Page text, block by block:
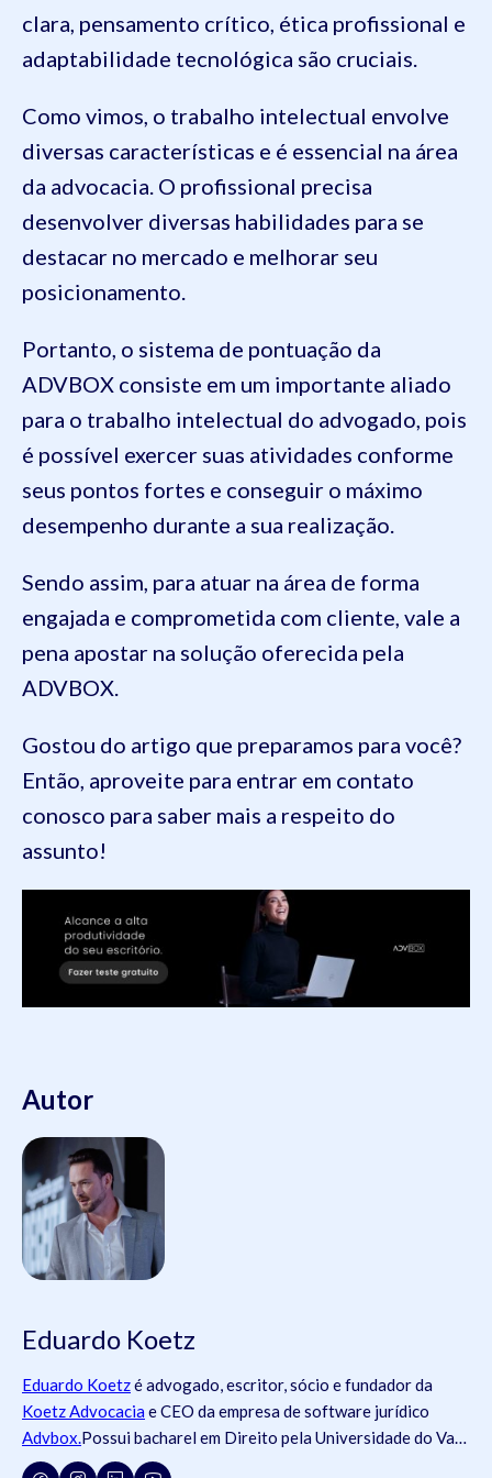
clara, pensamento crítico, ética profissional e
adaptabilidade tecnológica são cruciais.
Como vimos, o trabalho intelectual envolve
diversas características e é essencial na área
da advocacia. O profissional precisa
desenvolver diversas habilidades para se
destacar no mercado e melhorar seu
posicionamento.
Portanto, o sistema de pontuação da
ADVBOX consiste em um importante aliado
para o trabalho intelectual do advogado, pois
é possível exercer suas atividades conforme
seus pontos fortes e conseguir o máximo
desempenho durante a sua realização.
Sendo assim, para atuar na área de forma
engajada e comprometida com cliente, vale a
pena apostar na solução oferecida pela
ADVBOX.
Gostou do artigo que preparamos para você?
Então, aproveite para entrar em contato
conosco para saber mais a respeito do
assunto!
Autor
Eduardo Koetz
Eduardo Koetzé advogado, escritor, sócio e fundador da
Koetz Advocacia e CEO da empresa de software jurídico
Advbox.Possui bacharel em Direito pela Universidade do Vale
do Rio dos Sinos (Unisinos